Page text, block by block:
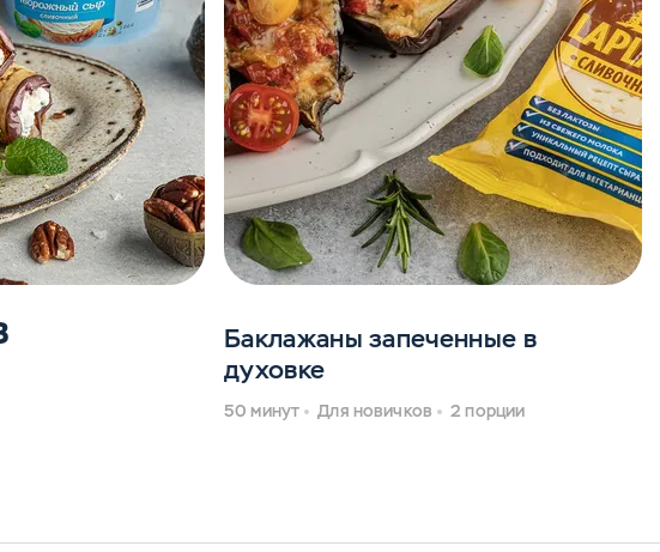
Баклажаны запеченные в
духовке
50 минут Для новичков 2 порции